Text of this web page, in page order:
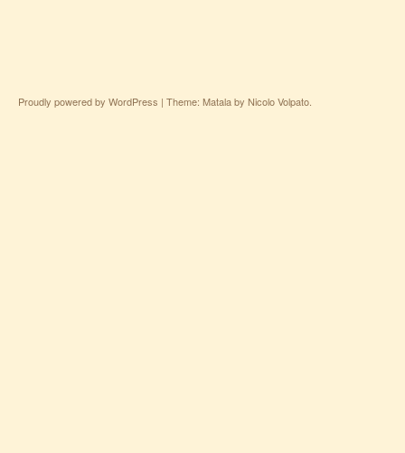
Proudly powered by WordPress | Theme: Matala by Nicolo Volpato